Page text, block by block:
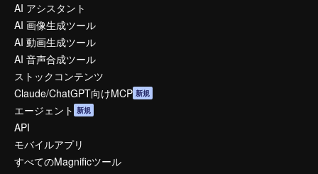
AI アシスタント
AI 画像生成ツール
AI 動画生成ツール
AI 音声合成ツール
ストックコンテンツ
Claude/ChatGPT向けMCP 新規
エージェント 新規
API
モバイルアプリ
すべてのMagnificツール